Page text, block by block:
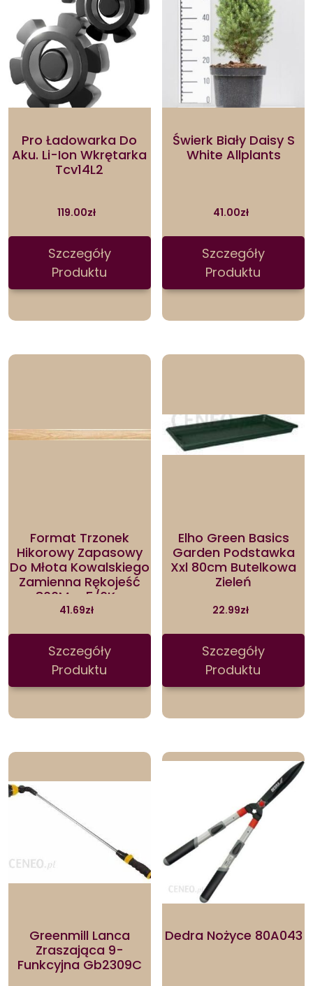
Pro Ładowarka Do
Aku. Li-Ion Wkrętarka
Tcv14L2
119.00zł
Szczegóły
Produktu
Świerk Biały Daisy S
White Allplants
41.00zł
Szczegóły
Produktu
Format Trzonek
Hikorowy Zapasowy
Do Młota Kowalskiego
Zamienna Rękojeść
800Mm 5/6Kg
41.69zł
Szczegóły
Produktu
Elho Green Basics
Garden Podstawka
Xxl 80cm Butelkowa
Zieleń
22.99zł
Szczegóły
Produktu
Greenmill Lanca
Zraszająca 9-
Funkcyjna Gb2309C
Dedra Nożyce 80A043